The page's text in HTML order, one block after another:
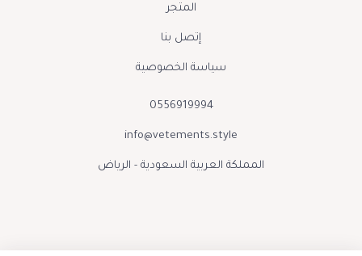
المتجر
إتصل بنا
سياسة الخصوصية
0556919994
info@vetements.style
المملكة العربية السعودية - الرياض